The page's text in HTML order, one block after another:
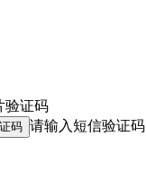
验证码
码 请输入短信验证码